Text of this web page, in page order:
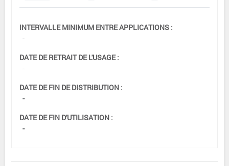
INTERVALLE MINIMUM ENTRE APPLICATIONS :
-
DATE DE RETRAIT DE L'USAGE :
-
DATE DE FIN DE DISTRIBUTION :
-
DATE DE FIN D'UTILISATION :
-